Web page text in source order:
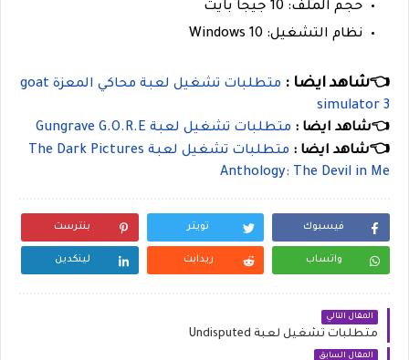
حجم الملف: 10 جيجا بايت
نظام التشغيل: Windows 10
👈شاهد ايضا :
متطلبات تشغيل لعبة محاكي المعزة goat
simulator 3
👈شاهد ايضا : متطلبات تشغيل لعبة Gungrave G.O.R.E
👈شاهد ايضا :
متطلبات تشغيل لعبة The Dark Pictures
Anthology: The Devil in Me
فيسبوك تويتر بنترست
واتساب ريدايت لينكدين
المقال التالي
متطلبات تشغيل لعبة Undisputed
المقال السابق